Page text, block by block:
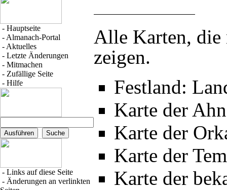
- Hauptseite
- Almanach-Portal
- Aktuelles
- Letzte Änderungen
- Mitmachen
- Zufällige Seite
- Hilfe
- Links auf diese Seite
- Änderungen an verlinkten
Alle Karten, die
zeigen.
Festland:
Karte der
Karte der
Karte der
Karte der